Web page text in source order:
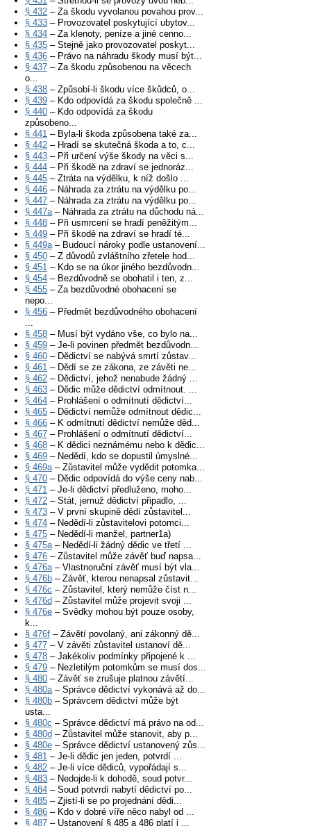
§ 432 – Za škodu vyvolanou povahou prov...
§ 433 – Provozovatel poskytující ubytov...
§ 434 – Za klenoty, peníze a jiné cenno...
§ 435 – Stejně jako provozovatel poskyt...
§ 436 – Právo na náhradu škody musí být...
§ 437 – Za škodu způsobenou na věcech
o...
§ 438 – Způsobí-li škodu více škůdců, o...
§ 439 – Kdo odpovídá za škodu společně ...
§ 440 – Kdo odpovídá za škodu
způsobeno...
§ 441 – Byla-li škoda způsobena také za...
§ 442 – Hradí se skutečná škoda a to, c...
§ 443 – Při určení výše škody na věci s...
§ 444 – Při škodě na zdraví se jednoráz...
§ 445 – Ztráta na výdělku, k níž došlo ...
§ 446 – Náhrada za ztrátu na výdělku po...
§ 447 – Náhrada za ztrátu na výdělku po...
§ 447a– Náhrada za ztrátu na důchodu ná...
§ 448 – Při usmrcení se hradí peněžitým...
§ 449 – Při škodě na zdraví se hradí té...
§ 449a– Budoucí nároky podle ustanovení...
§ 450 – Z důvodů zvláštního zřetele hod...
§ 451 – Kdo se na úkor jiného bezdůvodn...
§ 454 – Bezdůvodně se obohatil i ten, z...
§ 455 – Za bezdůvodné obohacení se
nepo...
§ 456 – Předmět bezdůvodného obohacení
...
§ 458 – Musí být vydáno vše, co bylo na...
§ 459 – Je-li povinen předmět bezdůvodn...
§ 460 – Dědictví se nabývá smrtí zůstav...
§ 461 – Dědí se ze zákona, ze závěti ne...
§ 462 – Dědictví, jehož nenabude žádný ...
§ 463 – Dědic může dědictví odmítnout. ...
§ 464 – Prohlášení o odmítnutí dědictví...
§ 465 – Dědictví nemůže odmítnout dědic...
§ 466 – K odmítnutí dědictví nemůže děd...
§ 467 – Prohlášení o odmítnutí dědictví...
§ 468 – K dědici neznámému nebo k dědic...
§ 469 – Nedědí, kdo se dopustil úmyslné...
§ 469a– Zůstavitel může vydědit potomka...
§ 470 – Dědic odpovídá do výše ceny nab...
§ 471 – Je-li dědictví předluženo, moho...
§ 472 – Stát, jemuž dědictví připadlo, ...
§ 473 – V první skupině dědí zůstavitel...
§ 474 – Nedědí-li zůstavitelovi potomci...
§ 475 – Nedědí-li manžel, partner1a)
§ 475a– Nedědí-li žádný dědic ve třetí ...
§ 476 – Zůstavitel může závěť buď napsa...
§ 476a– Vlastnoruční závěť musí být vla...
§ 476b – Závěť, kterou nenapsal zůstavit...
§ 476c – Zůstavitel, který nemůže číst n...
§ 476d – Zůstavitel může projevit svoji ...
§ 476e – Svědky mohou být pouze osoby,
k...
§ 476f – Závětí povolaný, ani zákonný dě...
§ 477 – V závěti zůstavitel ustanoví dě...
§ 478 – Jakékoliv podmínky připojené k ...
§ 479 – Nezletilým potomkům se musí dos...
§ 480 – Závěť se zrušuje platnou závětí...
§ 480a– Správce dědictví vykonává až do...
§ 480b – Správcem dědictví může být
usta...
§ 480c – Správce dědictví má právo na od...
§ 480d – Zůstavitel může stanovit, aby p...
§ 480e – Správce dědictví ustanovený zůs...
§ 481 – Je-li dědic jen jeden, potvrdí ...
§ 482 – Je-li více dědiců, vypořádají s...
§ 483 – Nedojde-li k dohodě, soud potvr...
§ 484 – Soud potvrdí nabytí dědictví po...
§ 485 – Zjistí-li se po projednání dědi...
§ 486 – Kdo v dobré víře něco nabyl od ...
§ 487 – Ustanovení § 485 a 486 platí i ...